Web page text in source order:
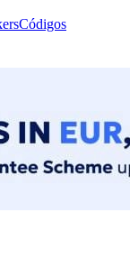
Códigos